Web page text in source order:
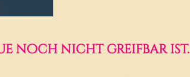
noch nicht greifbar ist.